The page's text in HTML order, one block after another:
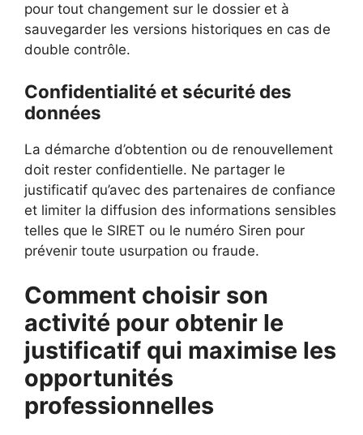
pour tout changement sur le dossier et à
sauvegarder les versions historiques en cas de
double contrôle.
Confidentialité et sécurité des
données
La démarche d’obtention ou de renouvellement
doit rester confidentielle. Ne partager le
justificatif qu’avec des partenaires de confiance
et limiter la diffusion des informations sensibles
telles que le SIRET ou le numéro Siren pour
prévenir toute usurpation ou fraude.
Comment choisir son
activité pour obtenir le
justificatif qui maximise les
opportunités
professionnelles